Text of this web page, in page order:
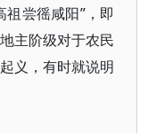
祖尝徭咸阳”，即
主阶级对于农民
义，有时就说明